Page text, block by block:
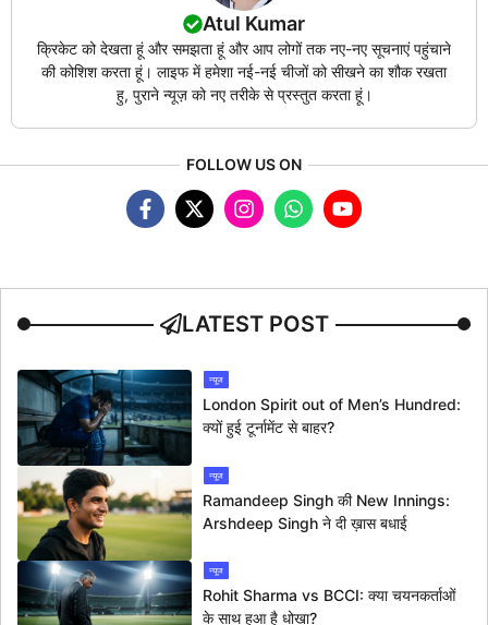
Atul Kumar
क्रिकेट को देखता हूं और समझता हूं और आप लोगों तक नए-नए सूचनाएं पहुंचाने
की कोशिश करता हूं। लाइफ में हमेशा नई-नई चीजों को सीखने का शौक रखता
हु, पुराने न्यूज़ को नए तरीके से प्रस्तुत करता हूं।
FOLLOW US ON
LATEST POST
न्यूज
London Spirit out of Men’s Hundred:
क्यों हुई टूर्नामेंट से बाहर?
न्यूज
Ramandeep Singh की New Innings:
Arshdeep Singh ने दी ख़ास बधाई
न्यूज
Rohit Sharma vs BCCI: क्या चयनकर्ताओं
के साथ हुआ है धोखा?